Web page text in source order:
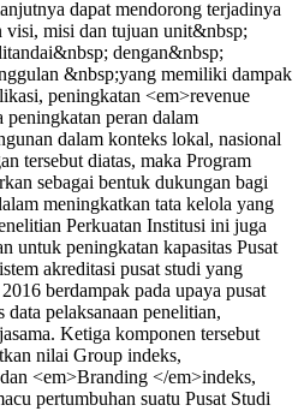
dapat mendorong terjadinya
visi, misi dan tujuan unit&nbsp;
dengan&nbsp;
&nbsp;yang memiliki dampak
peningkatan <em>revenue
peningkatan peran dalam
dalam konteks lokal, nasional
tersebut diatas, maka Program
sebagai bentuk dukungan bagi
meningkatkan tata kelola yang
Perkuatan Institusi ini juga
untuk peningkatan kapasitas Pusat
akreditasi pusat studi yang
berdampak pada upaya pusat
pelaksanaan penelitian,
Ketiga komponen tersebut
nilai Group indeks,
<em>Branding </em>indeks,
pertumbuhan suatu Pusat Studi